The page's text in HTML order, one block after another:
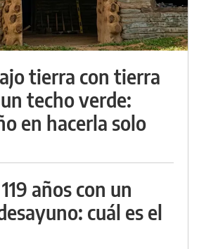
tierra con tierra
techo verde:
en hacerla solo
años con un
cuál es el